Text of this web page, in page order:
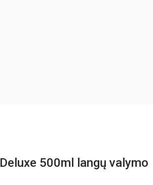
500ml langų valymo